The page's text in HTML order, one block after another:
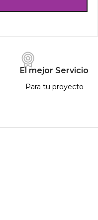
El mejor Servicio
Para tu proyecto